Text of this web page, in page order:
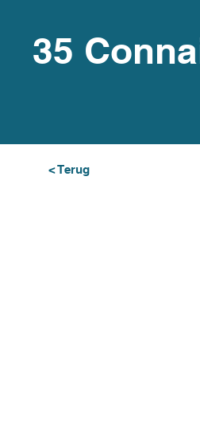
35
< Terug